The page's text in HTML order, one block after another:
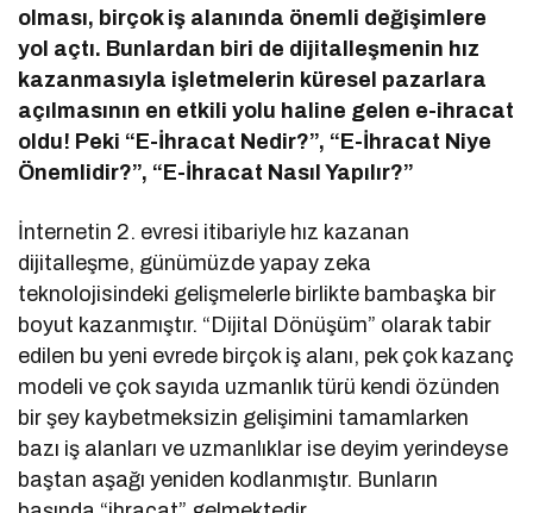
olması, birçok iş alanında önemli değişimlere
yol açtı. Bunlardan biri de dijitalleşmenin hız
kazanmasıyla işletmelerin küresel pazarlara
açılmasının en etkili yolu haline gelen e-ihracat
oldu! Peki “E-İhracat Nedir?”, “E-İhracat Niye
Önemlidir?”, “E-İhracat Nasıl Yapılır?”
İnternetin 2. evresi itibariyle hız kazanan
dijitalleşme, günümüzde yapay zeka
teknolojisindeki gelişmelerle birlikte bambaşka bir
boyut kazanmıştır. “Dijital Dönüşüm” olarak tabir
edilen bu yeni evrede birçok iş alanı, pek çok kazanç
modeli ve çok sayıda uzmanlık türü kendi özünden
bir şey kaybetmeksizin gelişimini tamamlarken
bazı iş alanları ve uzmanlıklar ise deyim yerindeyse
baştan aşağı yeniden kodlanmıştır. Bunların